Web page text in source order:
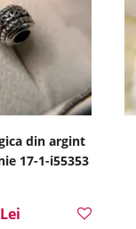
din argint
17-1-i55353